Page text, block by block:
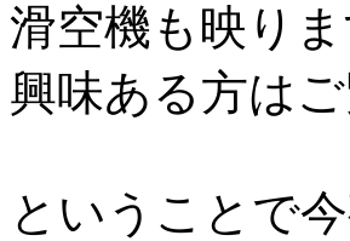
滑空機も映りま
興味ある方は
ということで